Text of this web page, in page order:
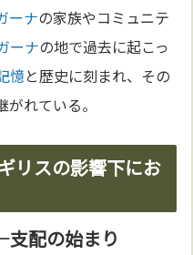
ーナの家族やコミュニテ
ーナの地で過去に起こっ
憶と歴史に刻まれ、その
れている。
リスの影響下にお
配の始まり